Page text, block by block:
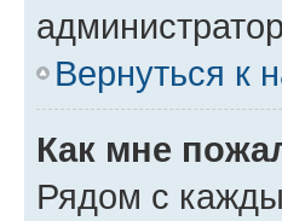
Вернуться к
Как мне
Рядом с